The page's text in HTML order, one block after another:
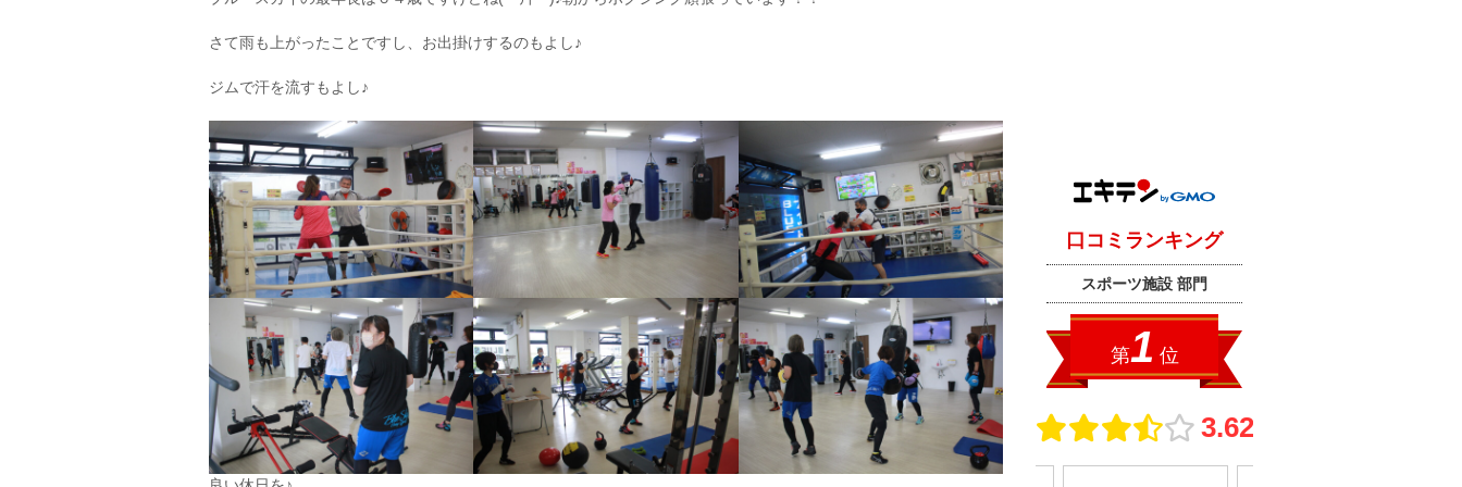
さて雨も上がったことですし、お出掛けするのもよし♪
ジムで汗を流すもよし♪